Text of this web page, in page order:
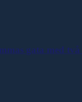
gata med